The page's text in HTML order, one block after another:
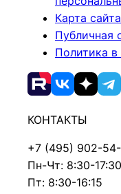
Карта сайта
Публичная
Политика
КОНТАКТЫ
+7 (495) 902-
Пн-Чт: 8:30-17:30
Пт: 8:30-16:15